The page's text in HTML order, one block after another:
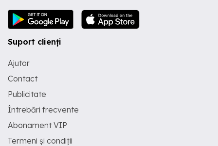
Suport clienți
Ajutor
Contact
Publicitate
Întrebări frecvente
Abonament VIP
Termeni și condiții